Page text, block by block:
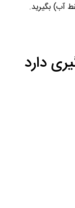
آب) بگیرید.
دارد